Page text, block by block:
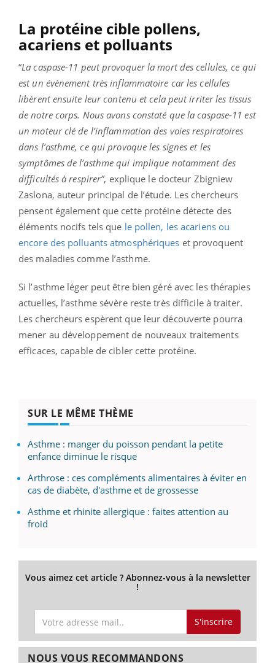
La protéine cible pollens,
acariens et polluants
“La caspase-11 peut provoquer la mort des cellules, ce qui
est un évènement très inflammatoire car les cellules
libèrent ensuite leur contenu et cela peut irriter les tissus
de notre corps. Nous avons constaté que la caspase-11 est
un moteur clé de l’inflammation des voies respiratoires
dans l’asthme, ce qui provoque les signes et les
symptômes de l’asthme qui implique notamment des
difficultés à respirer”, explique le docteur Zbigniew
Zaslona, auteur principal de l’étude. Les chercheurs
pensent également que cette protéine détecte des
éléments nocifs tels que le pollen, les acariens ou
encore des polluants atmosphériques et provoquent
des maladies comme l’asthme.
Si l’asthme léger peut être bien géré avec les thérapies
actuelles, l’asthme sévère reste très difficile à traiter.
Les chercheurs espèrent que leur découverte pourra
mener au développement de nouveaux traitements
efficaces, capable de cibler cette protéine.
SUR LE MÊME THÈME
Asthme : manger du poisson pendant la petite
enfance diminue le risque
Arthrose : ces compléments alimentaires à éviter en
cas de diabète, d'asthme et de grossesse
Asthme et rhinite allergique : faites attention au
froid
Vous aimez cet article ? Abonnez-vous à la newsletter
!
S'inscrire
NOUS VOUS RECOMMANDONS